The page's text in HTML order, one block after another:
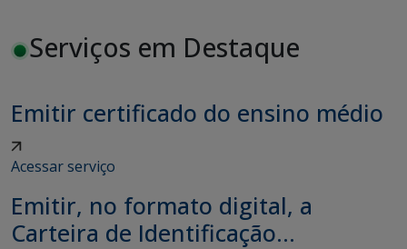
Serviços em Destaque
Emitir certificado do ensino médio
Acessar serviço
Emitir, no formato digital, a
Carteira de Identificação...